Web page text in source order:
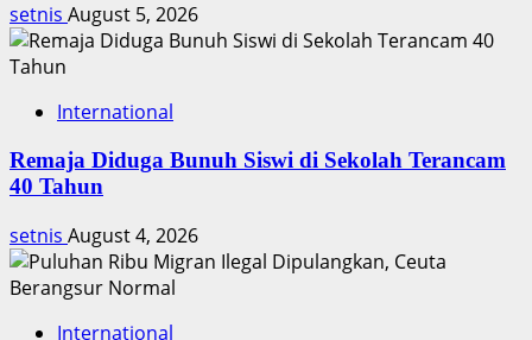
setnis August 5, 2026
International
Remaja Diduga Bunuh Siswi di Sekolah Terancam
40 Tahun
setnis August 4, 2026
International